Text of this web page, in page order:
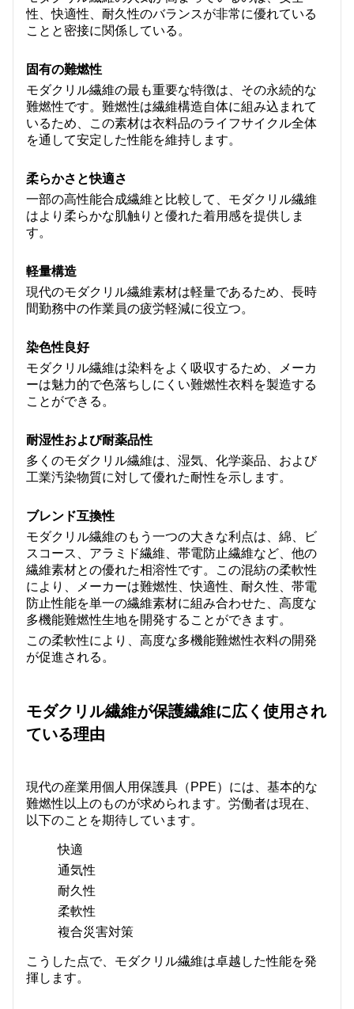
性、快適性、耐久性のバランスが非常に優れている
ことと密接に関係している。
固有の難燃性
モダクリル繊維の最も重要な特徴は、その永続的な
難燃性です。難燃性は繊維構造自体に組み込まれて
いるため、この素材は衣料品のライフサイクル全体
を通して安定した性能を維持します。
柔らかさと快適さ
一部の高性能合成繊維と比較して、モダクリル繊維
はより柔らかな肌触りと優れた着用感を提供しま
す。
軽量構造
現代のモダクリル繊維素材は軽量であるため、長時
間勤務中の作業員の疲労軽減に役立つ。
染色性良好
モダクリル繊維は染料をよく吸収するため、メーカ
ーは魅力的で色落ちしにくい難燃性衣料を製造する
ことができる。
耐湿性および耐薬品性
多くのモダクリル繊維は、湿気、化学薬品、および
工業汚染物質に対して優れた耐性を示します。
ブレンド互換性
モダクリル繊維のもう一つの大きな利点は、綿、ビ
スコース、アラミド繊維、帯電防止繊維など、他の
繊維素材との優れた相溶性です。この混紡の柔軟性
により、メーカーは難燃性、快適性、耐久性、帯電
防止性能を単一の繊維素材に組み合わせた、高度な
多機能難燃性生地を開発することができます。
この柔軟性により、高度な多機能難燃性衣料の開発
が促進される。
モダクリル繊維が保護繊維に広く使用され
ている理由
現代の産業用個人用保護具（PPE）には、基本的な
難燃性以上のものが求められます。労働者は現在、
以下のことを期待しています。
快適
通気性
耐久性
柔軟性
複合災害対策
こうした点で、モダクリル繊維は卓越した性能を発
揮します。